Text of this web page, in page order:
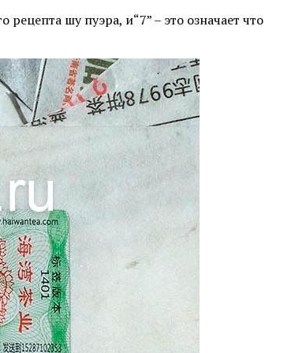
рецепта шу пуэра, и“7” – это означает что